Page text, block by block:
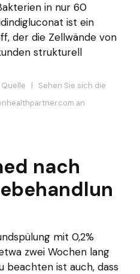
in nur 60
ist ein
der die Zellwände von
strukturell
| Sehen Sie sich die
an
nach
mit 0,2%
zwei Wochen lang
beachten ist auch, dass